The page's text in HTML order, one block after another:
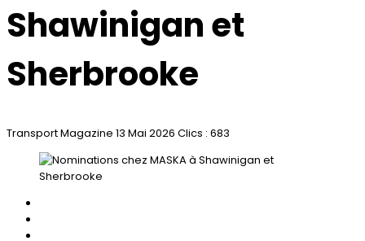
Shawinigan et
Sherbrooke
Transport Magazine 13 Mai 2026 Clics : 683